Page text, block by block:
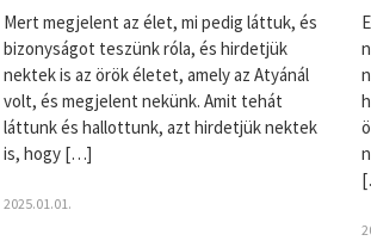
Mert megjelent az élet, mi pedig láttuk, és
bizonyságot teszünk róla, és hirdetjük
nektek is az örök életet, amely az Atyánál
volt, és megjelent nekünk. Amit tehát
láttunk és hallottunk, azt hirdetjük nektek
is, hogy […]
2025.01.01.